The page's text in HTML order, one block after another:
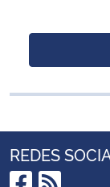
REDES